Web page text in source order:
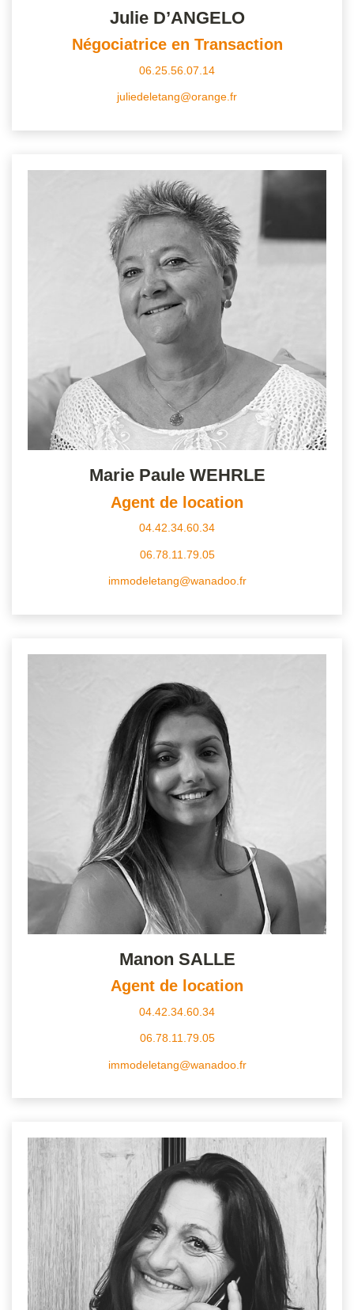
Julie D’ANGELO
Négociatrice en Transaction
06.25.56.07.14
juliedeletang@orange.fr
Marie Paule WEHRLE
Agent de location
04.42.34.60.34
06.78.11.79.05
immodeletang@wanadoo.fr
Manon SALLE
Agent de location
04.42.34.60.34
06.78.11.79.05
immodeletang@wanadoo.fr